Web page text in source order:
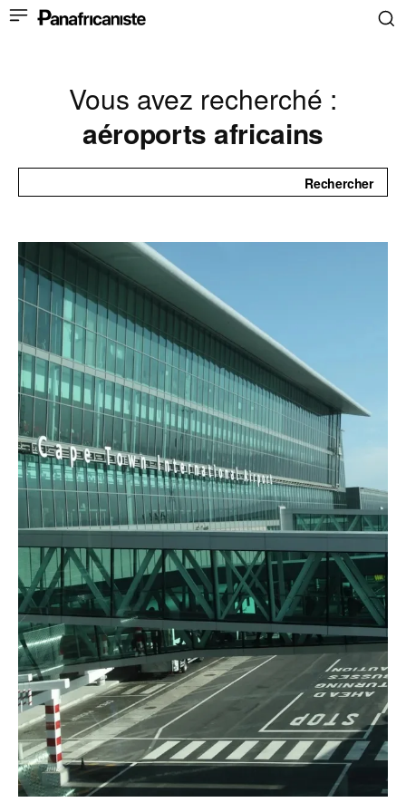
Vous avez recherché :
aéroports africains
Rechercher